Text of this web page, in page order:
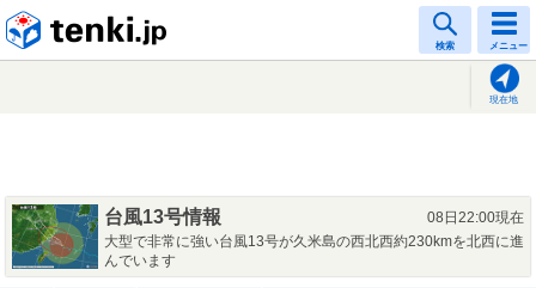
検索 メニュー
現在地
台風13号情報
08日22:00現在
大型で非常に強い台風13号が久米島の西北西約230kmを北西に進
んでいます